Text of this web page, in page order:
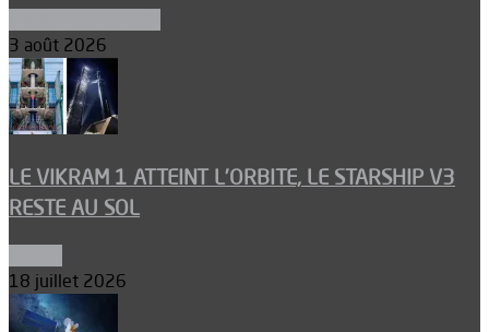
3 août 2026
LE VIKRAM 1 ATTEINT L’ORBITE, LE STARSHIP V3
RESTE AU SOL
18 juillet 2026